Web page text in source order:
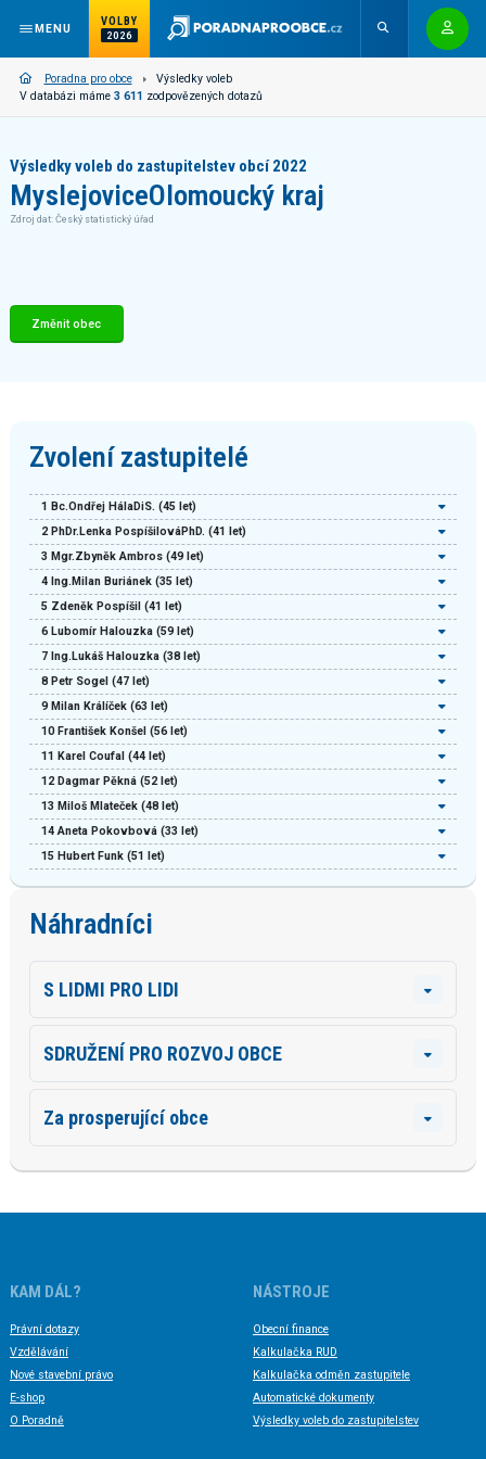
MENU
VOLBY
2026
Poradna pro obce
Výsledky voleb
V databázi máme 3 611 zodpovězených dotazů
Výsledky voleb do zastupitelstev obcí 2022
MyslejoviceOlomoucký kraj
Zdroj dat: Český statistický úřad
Změnit obec
Zvolení zastupitelé
1 Bc.Ondřej HálaDiS. (45 let)
2 PhDr.Lenka PospíšilováPhD. (41 let)
3 Mgr.Zbyněk Ambros(49 let)
4 Ing.Milan Buriánek(35 let)
5 Zdeněk Pospíšil (41 let)
6 Lubomír Halouzka(59 let)
7 Ing.Lukáš Halouzka(38 let)
8 Petr Sogel (47 let)
9 Milan Králíček(63 let)
10 František Konšel (56 let)
11 Karel Coufal (44 let)
12 Dagmar Pěkná(52 let)
13 Miloš Mlateček(48 let)
14 Aneta Pokovbová(33 let)
15 Hubert Funk(51 let)
Náhradníci
S LIDMI PRO LIDI
SDRUŽENÍ PRO ROZVOJ OBCE
Za prosperující obce
KAM DÁL?
Právní dotazy
Vzdělávání
Nové stavební právo
E-shop
O Poradně
NÁSTROJE
Obecní finance
Kalkulačka RUD
Kalkulačka odměn zastupitele
Automatické dokumenty
Výsledky voleb do zastupitelstev